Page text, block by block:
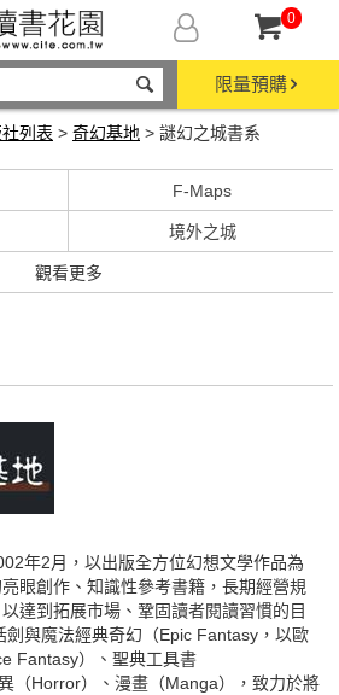
0
限量預購
列表 > 奇幻基地 > 謎幻之城書系
F-Maps
境外之城
觀看更多
年2月，以出版全方位幻想文學作品為
眼創作、知識性參考書籍，長期經營規
達到拓展市場、鞏固讀者閱讀習慣的目
劍與魔法經典奇幻（Epic Fantasy，以歐
Fantasy）、聖典工具書
（Horror）、漫畫（Manga），致力於將